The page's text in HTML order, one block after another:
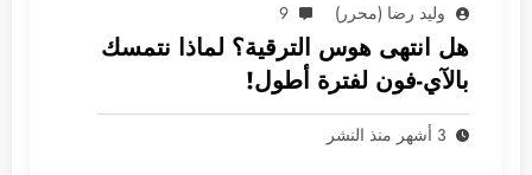
وليد رضا (محرر) 9
هل انتهى هوس الترقية؟ لماذا نتمسك
بالآي-فون لفترة أطول!
3 أشهر منذ النشر